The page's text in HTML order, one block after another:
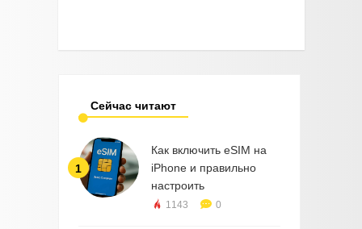
Сейчас читают
1
Как включить eSIM на
iPhone и правильно
настроить
1143 0